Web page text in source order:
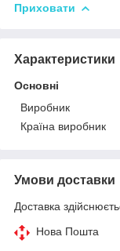
Приховати
Характеристики
Основні
Виробник
Країна виробник
Умови доставки
Доставка
Нова Пошта